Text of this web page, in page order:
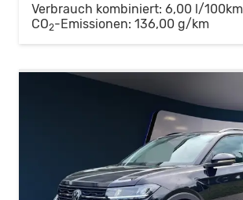
Verbrauch kombiniert: 6,00 l/100km
CO2-Emissionen: 136,00 g/km